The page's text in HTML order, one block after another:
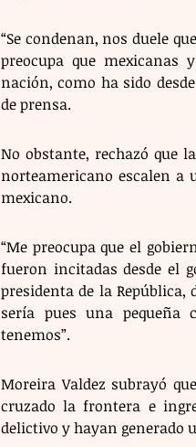
“Se condenan, nos duele
preocupa que mexicanas
nación, como ha sido
de prensa.
No obstante, rechazó que
norteamericano escalen a
mexicano.
“Me preocupa que el
fueron incitadas desde el
presidenta de la
sería pues una pequeña
tenemos”.
Moreira Valdez subrayó
cruzado la frontera e
delictivo y hayan